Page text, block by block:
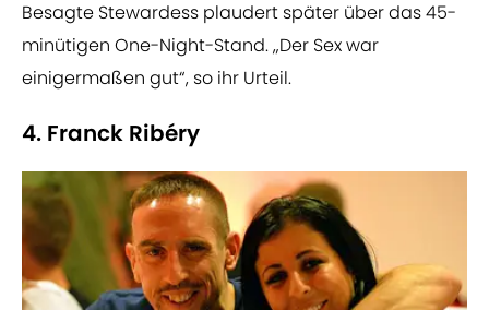
Besagte Stewardess plaudert später über das 45-
minütigen One-Night-Stand. „Der Sex war
einigermaßen gut“, so ihr Urteil.
4. Franck Ribéry